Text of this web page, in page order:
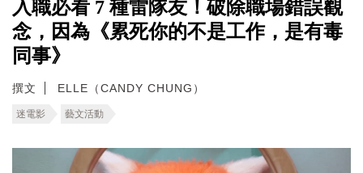
入職必看 7 種雷隊友！破除職場錯誤觀
念，因為《累死你的不是工作，是有毒
同事》
撰文 ELLE（CANDY CHUNG）
迷電影 藝文活動